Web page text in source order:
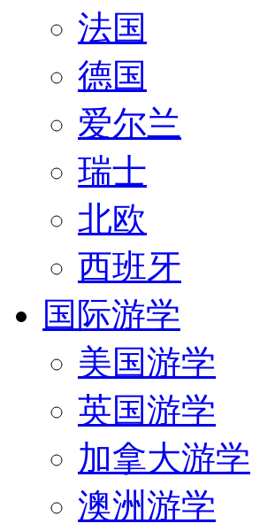
法国
德国
爱尔兰
瑞士
北欧
西班牙
国际游学
美国游学
英国游学
加拿大游学
澳洲游学